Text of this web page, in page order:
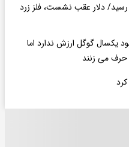
قله ۷ هفته‌ای رسید/ دلار عقب نشست، فلز زرد
یکسال گوگل ارزش ندارد اما
حرف می زنند